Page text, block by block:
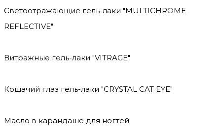
Светоотражающие гель-лаки "MULTICHROME
REFLECTIVE"
Витражные гель-лаки "VITRAGE"
Кошачий глаз гель-лаки "CRYSTAL CAT EYE"
Масло в карандаше для ногтей